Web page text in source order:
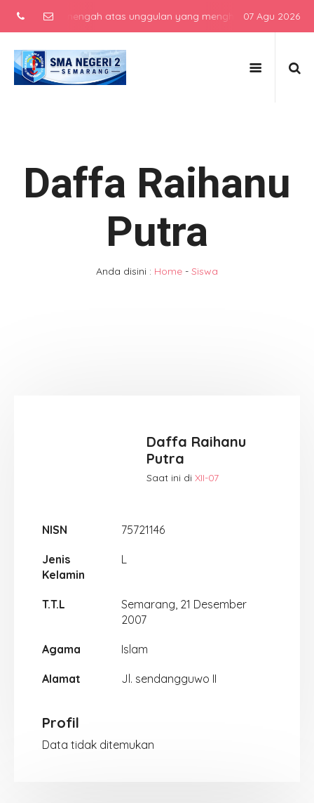
menengah atas unggulan yang menghasilkan lulusan
07 Agu 2026
Daffa Raihanu
Putra
Anda disini : Home - Siswa
Daffa Raihanu
Putra
Saat ini di XII-07
NISN 75721146
Jenis
Kelamin
L
T.T.L
Semarang, 21 Desember
2007
Agama Islam
Alamat Jl. sendangguwo II
Profil
Data tidak ditemukan